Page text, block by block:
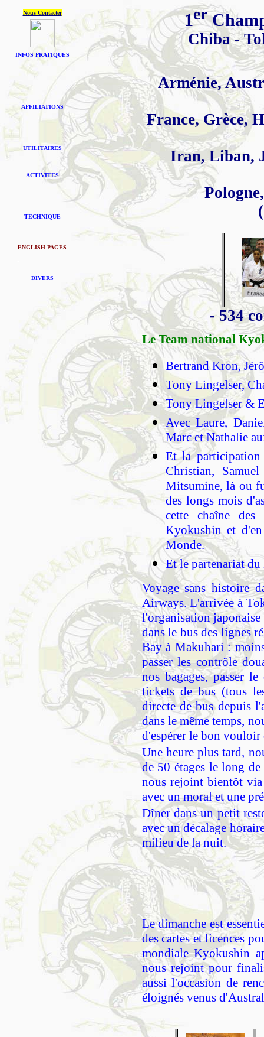
Nous Contacter
INFOS PRATIQUES
AFFILIATIONS
UTILITAIRES
ACTIVITES
TECHNIQUE
ENGLISH PAGES
DIVERS
1er
Chiba -
Arménie,
France, Grèce,
Iran, Liban,
- 534
Le Team national
Bertrand Kron,
Tony Lingelser,
Tony Lingelser &
Avec Laure,
Marc et Nathalie
Et la participation
Christian,
Mitsumine, là ou
des longs mois
cette chaîne
Kyokushin et
Monde.
Et le partenariat
Voyage sans histoire
Airways. L'arrivée à
l'organisation
dans le bus des lignes
Bay à Makuhari :
passer les contrôle
nos bagages, passer
tickets de bus (tous
directe de bus depuis
dans le même temps,
d'espérer le bon vouloir
Une heure plus tard,
de 50 étages le long
nous rejoint bientôt
avec un moral et une
Dîner dans un petit
avec un décalage
milieu de la nuit.
Le dimanche est
des cartes et licences
mondiale Kyokushin
nous rejoint pour
aussi l'occasion de
éloignés venus